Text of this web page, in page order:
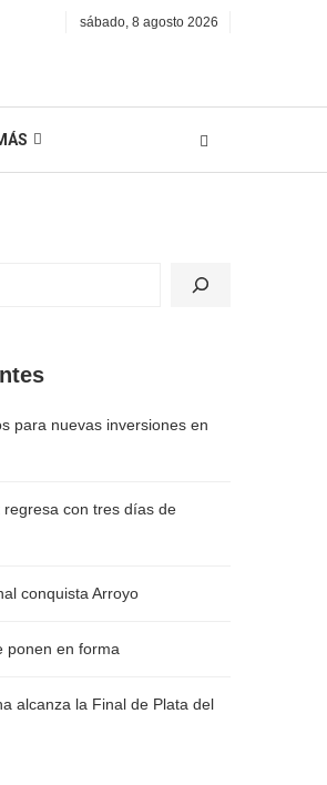
sábado, 8 agosto 2026
para nuevas inversiones en
regresa con tres días de
conquista Arroyo
ponen en forma
alcanza la Final de Plata del